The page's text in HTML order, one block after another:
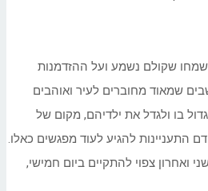
שקולם נשמע ועל ההזדמנות
שמאוד מחוברים לעיר ואוהבים
בו ולגדל את ילדיהם, מקום של
התעניינות להגיע לעוד מפגשים כאלו.
ואחרון צפוי להתקיים ביום חמישי,